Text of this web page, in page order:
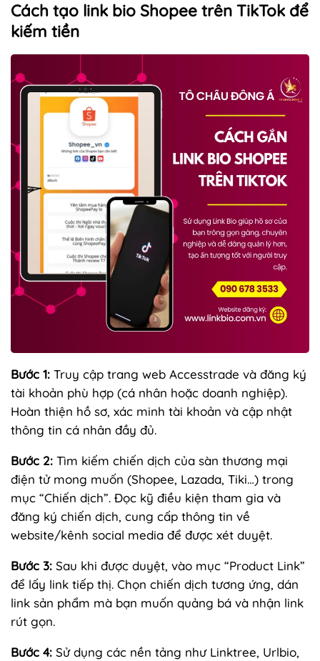
Cách tạo link bio Shopee trên TikTok để
kiếm tiền
Bước 1: Truy cập trang web Accesstrade và đăng ký
tài khoản phù hợp (cá nhân hoặc doanh nghiệp).
Hoàn thiện hồ sơ, xác minh tài khoản và cập nhật
thông tin cá nhân đầy đủ.
Bước 2: Tìm kiếm chiến dịch của sàn thương mại
điện tử mong muốn (Shopee, Lazada, Tiki…) trong
mục “Chiến dịch”. Đọc kỹ điều kiện tham gia và
đăng ký chiến dịch, cung cấp thông tin về
website/kênh social media để được xét duyệt.
Bước 3: Sau khi được duyệt, vào mục “Product Link”
để lấy link tiếp thị. Chọn chiến dịch tương ứng, dán
link sản phẩm mà bạn muốn quảng bá và nhận link
rút gọn.
Bước 4: Sử dụng các nền tảng như Linktree, Urlbio,